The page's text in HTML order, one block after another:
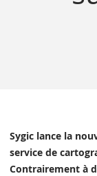
Sygic lance la
service de
Contrairement à